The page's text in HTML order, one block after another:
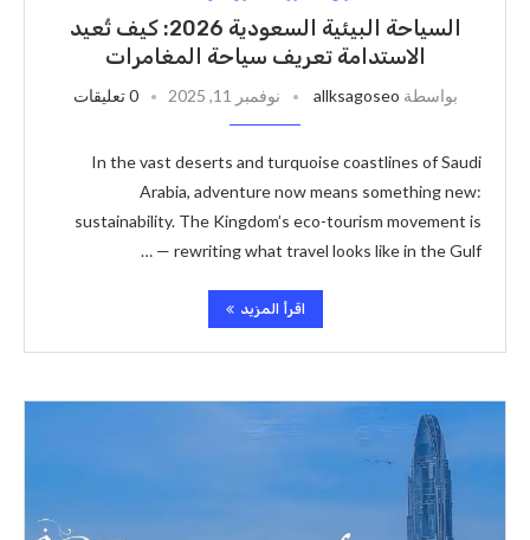
السياحة البيئية السعودية 2026: كيف تُعيد
الاستدامة تعريف سياحة المغامرات
بواسطة allksagoseo نوفمبر 11, 2025 0 تعليقات
In the vast deserts and turquoise coastlines of Saudi
Arabia, adventure now means something new:
sustainability. The Kingdom’s eco-tourism movement is
rewriting what travel looks like in the Gulf — …
اقرأ المزيد